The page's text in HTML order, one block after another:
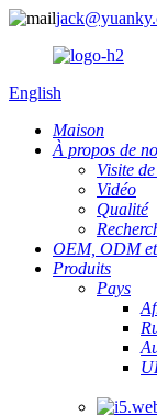
English
Maison
À propos de
Visite
Vidéo
Qualité
OEM, ODM
Produits
Pays